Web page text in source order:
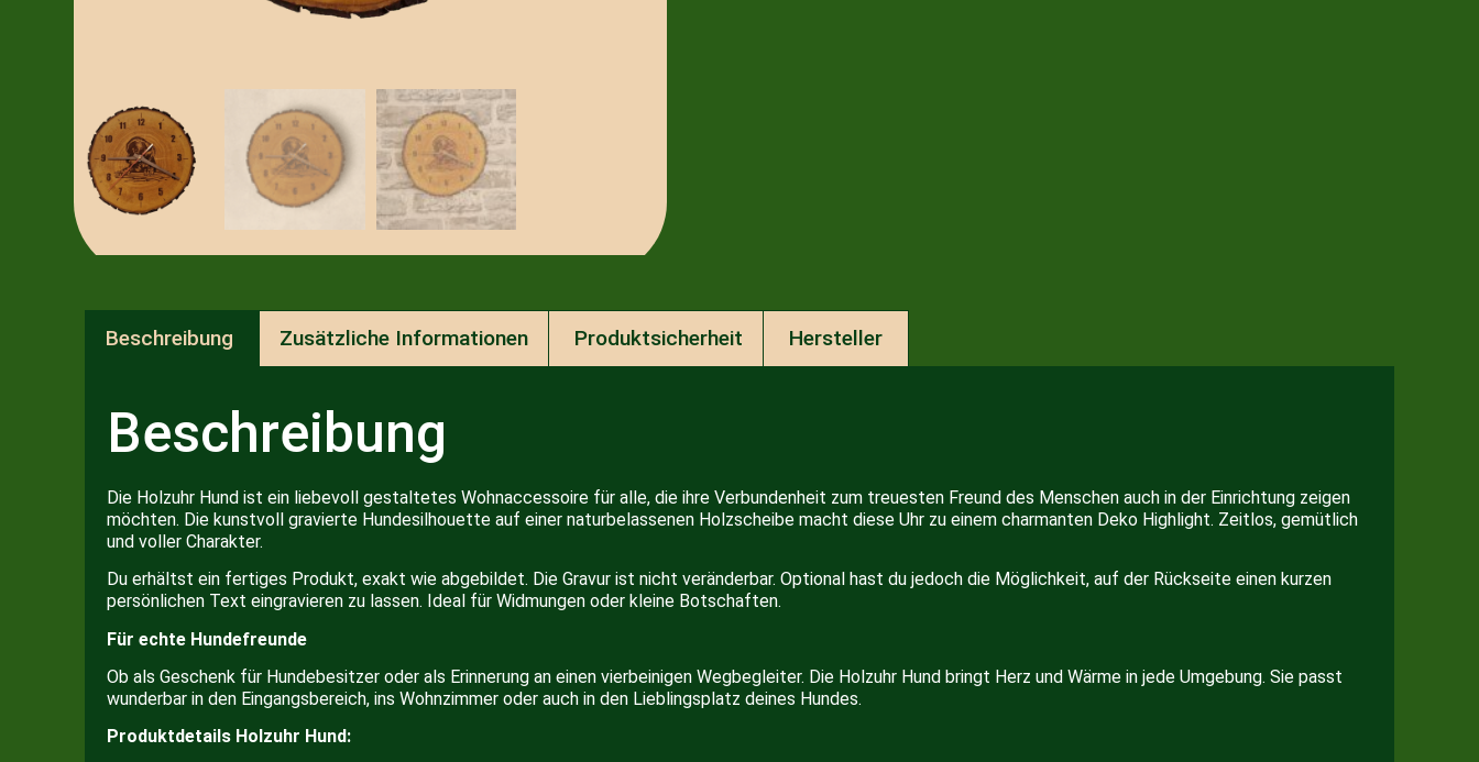
Beschreibung Zusätzliche Informationen Produktsicherheit Hersteller
Beschreibung
Die Holzuhr Hund ist ein liebevoll gestaltetes Wohnaccessoire für alle, die ihre Verbundenheit zum treuesten Freund des Menschen auch in der Einrichtung zeigen
möchten. Die kunstvoll gravierte Hundesilhouette auf einer naturbelassenen Holzscheibe macht diese Uhr zu einem charmanten Deko Highlight. Zeitlos, gemütlich
und voller Charakter.
Du erhältst ein fertiges Produkt, exakt wie abgebildet. Die Gravur ist nicht veränderbar. Optional hast du jedoch die Möglichkeit, auf der Rückseite einen kurzen
persönlichen Text eingravieren zu lassen. Ideal für Widmungen oder kleine Botschaften.
Für echte Hundefreunde
Ob als Geschenk für Hundebesitzer oder als Erinnerung an einen vierbeinigen Wegbegleiter. Die Holzuhr Hund bringt Herz und Wärme in jede Umgebung. Sie passt
wunderbar in den Eingangsbereich, ins Wohnzimmer oder auch in den Lieblingsplatz deines Hundes.
Produktdetails Holzuhr Hund: